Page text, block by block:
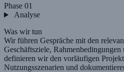
Phase 01
Analyse
Was wir tun
Wir führen Gespräche mit den
Geschäftsziele,
definieren wir den vorläufigen
Nutzungsszenarien und